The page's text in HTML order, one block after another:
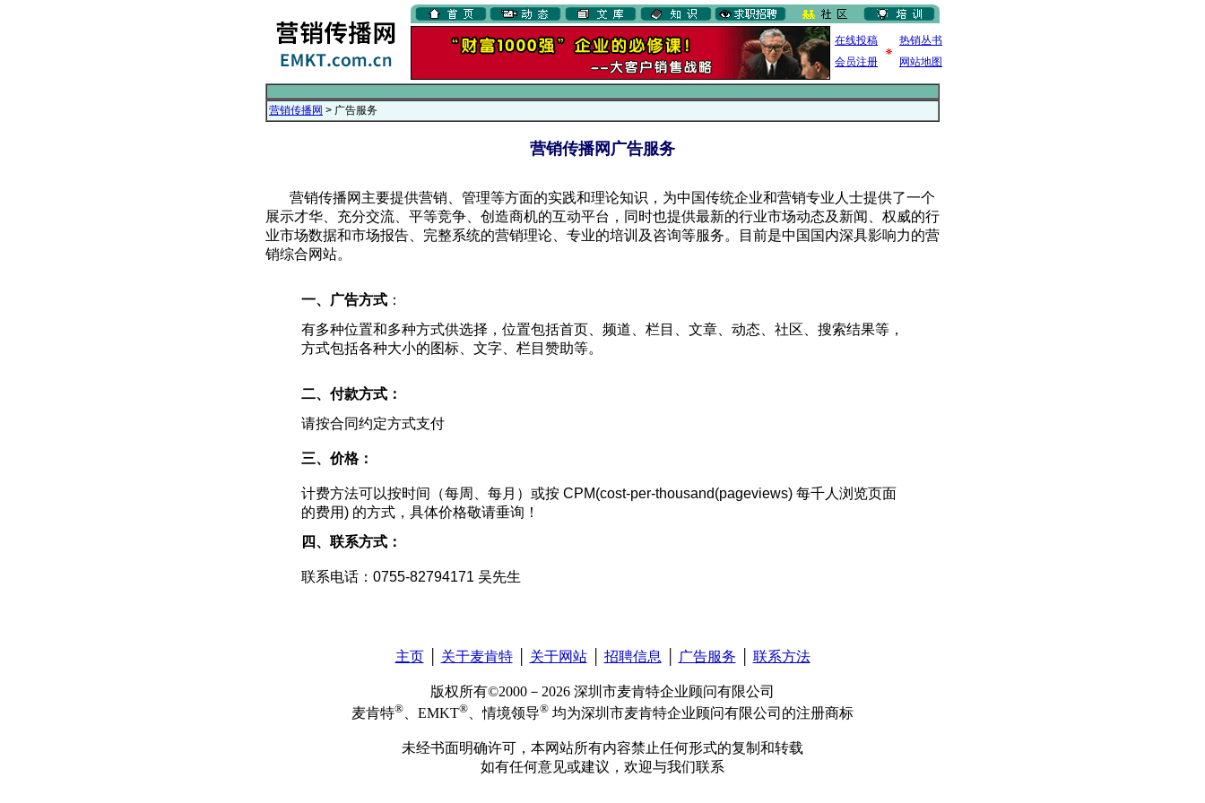
在线投稿
热销丛书
会员注册
网站地图
营销传播网 > 广告服务
营销传播网广告服务
营销传播网主要提供营销、管理等方面的实践和理论知识，为中国传统企业和营销专业人士提供了一个
展示才华、充分交流、平等竞争、创造商机的互动平台，同时也提供最新的行业市场动态及新闻、权威的行
业市场数据和市场报告、完整系统的营销理论、专业的培训及咨询等服务。目前是中国国内深具影响力的营
销综合网站。
一、广告方式 ：
有多种位置和多种方式供选择，位置包括首页、频道、栏目、文章、动态、社区、搜索结果等，
方式包括各种大小的图标、文字、栏目赞助等。
二、付款方式：
请按合同约定方式支付
三、价格：
计费方法可以按时间（每周、每月）或按 CPM(cost-per-thousand(pageviews) 每千人浏览页面
的费用) 的方式，具体价格敬请垂询！
四、联系方式：
联系电话：0755-82794171 吴先生
主页│ 关于麦肯特│ 关于网站│ 招聘信息 广告服务 联系方法
版权所有©2000－2026 深圳市麦肯特企业顾问有限公司
麦肯特® 、EMKT® 、情境领导® 均为深圳市麦肯特企业顾问有限公司的注册商标
未经书面明确许可，本网站所有内容禁止任何形式的复制和转载
如有任何意见或建议，欢迎与我们联系